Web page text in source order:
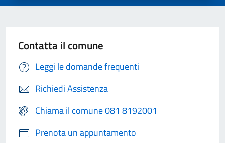
Contatta il comune
Leggi le domande frequenti
Richiedi Assistenza
Chiama il comune 081 8192001
Prenota un appuntamento